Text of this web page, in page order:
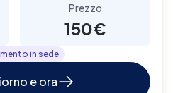
Prezzo
150€
in sede
e ora